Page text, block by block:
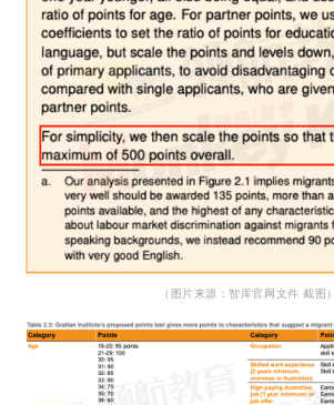
（图片来源：智库官网文件 截图）